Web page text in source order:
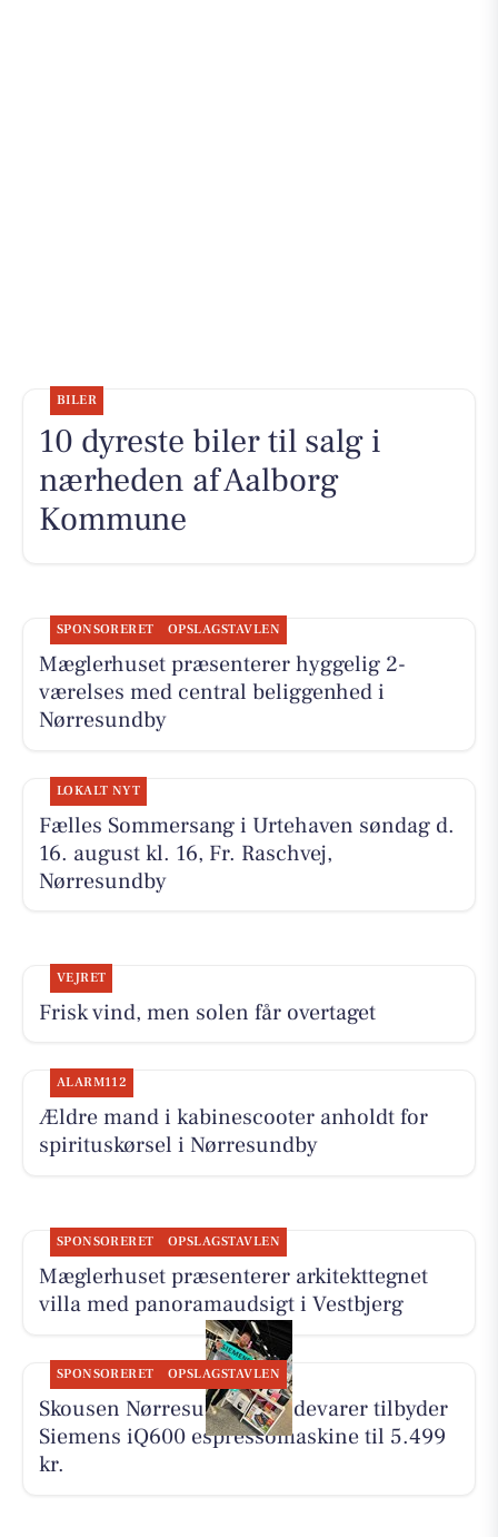
BILER
10 dyreste biler til salg i
nærheden af Aalborg
Kommune
SPONSORERET OPSLAGSTAVLEN
Mæglerhuset præsenterer hyggelig 2-
værelses med central beliggenhed i
Nørresundby
LOKALT NYT
Fælles Sommersang i Urtehaven søndag d.
16. august kl. 16, Fr. Raschvej,
Nørresundby
VEJRET
Frisk vind, men solen får overtaget
ALARM112
Ældre mand i kabinescooter anholdt for
spirituskørsel i Nørresundby
SPONSORERET OPSLAGSTAVLEN
Mæglerhuset præsenterer arkitekttegnet
villa med panoramaudsigt i Vestbjerg
SPONSORERET OPSLAGSTAVLEN
Skousen Nørresundby Hvidevarer tilbyder
Siemens iQ600 espressomaskine til 5.499
kr.